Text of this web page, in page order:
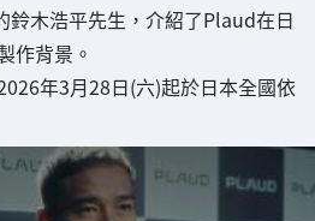
木浩平先生，介紹了Plaud在日
作背景。
年3月28日(六)起於日本全國依